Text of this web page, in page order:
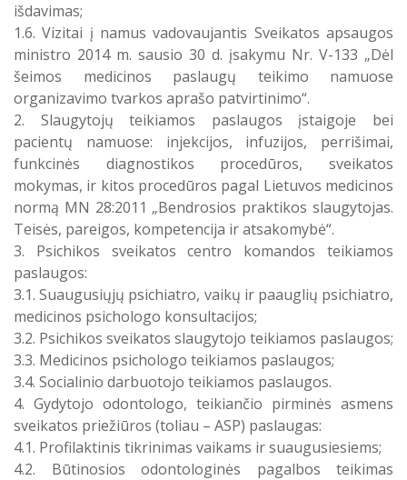
išdavimas;
1.6. Vizitai į namus vadovaujantis Sveikatos apsaugos
ministro 2014 m. sausio 30 d. įsakymu Nr. V-133 „Dėl
šeimos medicinos paslaugų teikimo namuose
organizavimo tvarkos aprašo patvirtinimo“.
2. Slaugytojų teikiamos paslaugos įstaigoje bei
pacientų namuose: injekcijos, infuzijos, perrišimai,
funkcinės diagnostikos procedūros, sveikatos
mokymas, ir kitos procedūros pagal Lietuvos medicinos
normą MN 28:2011 „Bendrosios praktikos slaugytojas.
Teisės, pareigos, kompetencija ir atsakomybė“.
3. Psichikos sveikatos centro komandos teikiamos
paslaugos:
3.1. Suaugusiųjų psichiatro, vaikų ir paauglių psichiatro,
medicinos psichologo konsultacijos;
3.2. Psichikos sveikatos slaugytojo teikiamos paslaugos;
3.3. Medicinos psichologo teikiamos paslaugos;
3.4. Socialinio darbuotojo teikiamos paslaugos.
4. Gydytojo odontologo, teikiančio pirminės asmens
sveikatos priežiūros (toliau – ASP) paslaugas:
4.1. Profilaktinis tikrinimas vaikams ir suaugusiesiems;
4.2. Būtinosios odontologinės pagalbos teikimas